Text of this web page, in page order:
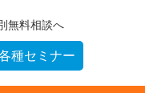
無料相談へ
種セミナー